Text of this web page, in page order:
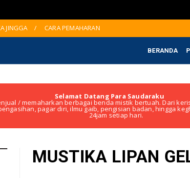
JINGGA CARA PEMAHARAN
BERANDA
Selamat Datang Para Saudaraku
/ memaharkan berbagai benda mistik bertuah. Dari
pagar diri, ilmu gaib, pengisian badan, hingga
24jam setiap hari.
MUSTIKA LIPAN